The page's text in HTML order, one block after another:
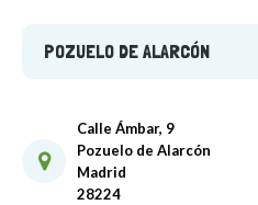
POZUELO DE ALARCÓN
Calle Ámbar, 9
Pozuelo de Alarcón
Madrid
28224